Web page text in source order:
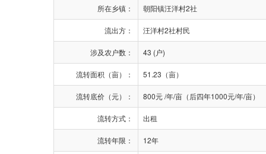
所在乡镇： 朝阳镇汪洋村2社
流出方： 汪洋村2社村民
涉及农户数： 43 (户)
流转面积（亩）： 51.23（亩）
流转底价（元）： 800元 /年/亩（后四年1000元/年/亩）
流转方式： 出租
流转年限： 12年